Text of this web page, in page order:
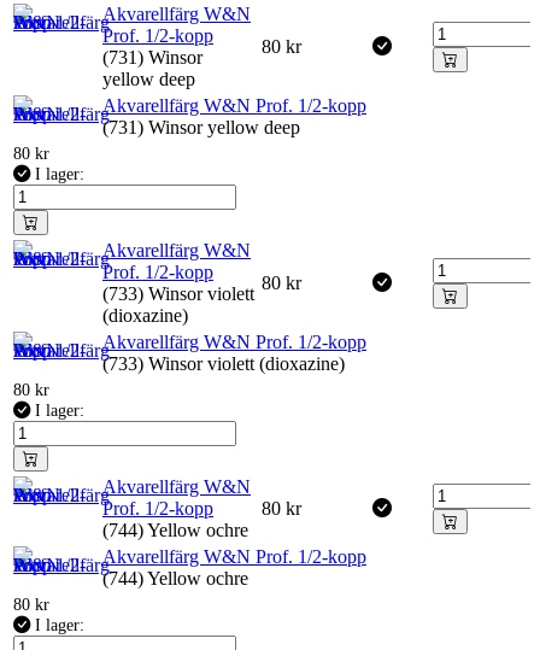
Akvarellfärg W&N
Prof. 1/2-kopp
(731) Winsor
yellow deep
80 kr
Akvarellfärg W&N Prof. 1/2-kopp
(731) Winsor yellow deep
80 kr
I lager:
Akvarellfärg W&N
Prof. 1/2-kopp
(733) Winsor violett
(dioxazine)
80 kr
Akvarellfärg W&N Prof. 1/2-kopp
(733) Winsor violett (dioxazine)
80 kr
I lager:
Akvarellfärg W&N
Prof. 1/2-kopp
(744) Yellow ochre
80 kr
Akvarellfärg W&N Prof. 1/2-kopp
(744) Yellow ochre
80 kr
I lager: